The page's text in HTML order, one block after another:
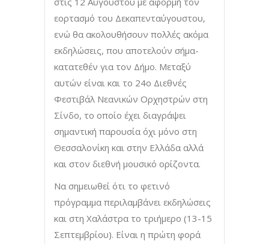
εορτασμό του Δεκαπενταύγουστου,
ενώ θα ακολουθήσουν πολλές ακόμα
εκδηλώσεις, που αποτελούν σήμα-
κατατεθέν για τον Δήμο. Μεταξύ
αυτών είναι και το 24ο Διεθνές
Φεστιβάλ Νεανικών Ορχηστρών στη
Σίνδο, το οποίο έχει διαγράψει
σημαντική παρουσία όχι μόνο στη
Θεσσαλονίκη και στην Ελλάδα αλλά
και στον διεθνή μουσικό ορίζοντα.
Να σημειωθεί ότι το φετινό
πρόγραμμα περιλαμβάνει εκδηλώσεις
και στη Χαλάστρα το τριήμερο (13-15
Σεπτεμβρίου). Είναι η πρώτη φορά